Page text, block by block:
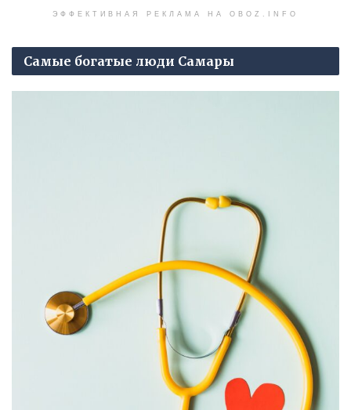
ЭФФЕКТИВНАЯ РЕКЛАМА НА OBOZ.INFO
Самые богатые люди Самары